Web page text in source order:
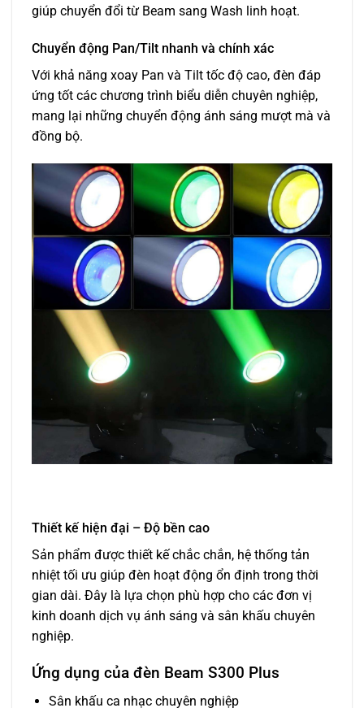
giúp chuyển đổi từ Beam sang Wash linh hoạt.
Chuyển động Pan/Tilt nhanh và chính xác
Với khả năng xoay Pan và Tilt tốc độ cao, đèn đáp
ứng tốt các chương trình biểu diễn chuyên nghiệp,
mang lại những chuyển động ánh sáng mượt mà và
đồng bộ.
Thiết kế hiện đại – Độ bền cao
Sản phẩm được thiết kế chắc chắn, hệ thống tản
nhiệt tối ưu giúp đèn hoạt động ổn định trong thời
gian dài. Đây là lựa chọn phù hợp cho các đơn vị
kinh doanh dịch vụ ánh sáng và sân khấu chuyên
nghiệp.
Ứng dụng của đèn Beam S300 Plus
Sân khấu ca nhạc chuyên nghiệp